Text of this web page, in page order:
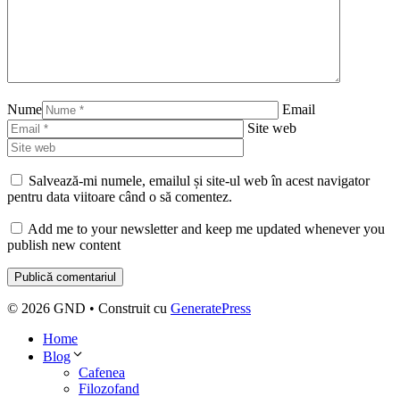
Nume
Email
Site web
Salvează-mi numele, emailul și site-ul web în acest navigator
pentru data viitoare când o să comentez.
Add me to your newsletter and keep me updated whenever you
publish new content
© 2026 GND • Construit cu GeneratePress
Home
Blog
Cafenea
Filozofand